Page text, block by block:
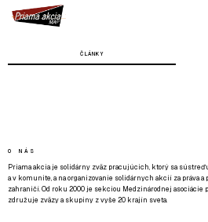
ČLÁNKY
O NÁS
Priama akcia je solidárny zväz pracujúcich, ktorý sa
a v komunite, a na organizovanie solidárnych akcií za práva
zahraničí. Od roku 2000 je sekciou Medzinárodnej asociácie
združuje zväzy a skupiny z vyše 20 krajín sveta.